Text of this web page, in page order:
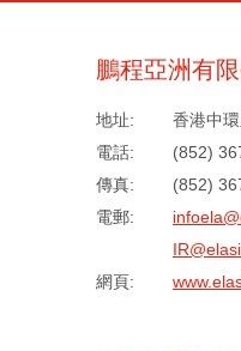
鵬程亞洲有限
地址:
香港中
電話:
(852)
傳真:
(852)
電郵:
網頁: